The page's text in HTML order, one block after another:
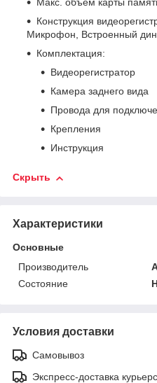
Макс. объем карты
Конструкция
Микрофон, Встроенный
Комплектация:
Видеорегистратор
Камера заднего вида
Провода для
Крепления
Инструкция
Скрыть
Характеристики
Основные
Производитель
Состояние
Условия доставки
Самовывоз
Экспресс-доставка